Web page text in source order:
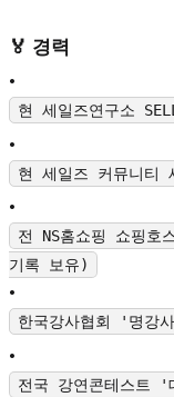
🏅 경력
•
현 세일즈연구소
•
현 세일즈 커뮤니티
•
전 NS홈쇼핑 쇼핑
기록 보유)
•
한국강사협회 '명강
•
전국 강연콘테스트